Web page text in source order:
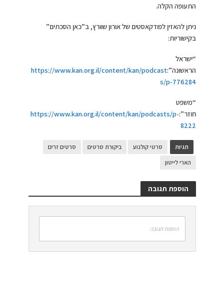
התעופה הקלה.
ניתן להאזין לפודקאסטים של אורון שוורץ, ב”כאן הסכתים”
בקישוריות:
“ישראל
הראשונה”:https://www.kan.org.il/content/kan/podcast
s/p-776284
“משפט
חוזר”:https://www.kan.org.il/content/kan/podcasts/p-
8222
תגיות סרטי קולנוע ביקורת סרטים
סרטים זרים
הארי לייטון
הוספת תגובה
הוספת תגובה